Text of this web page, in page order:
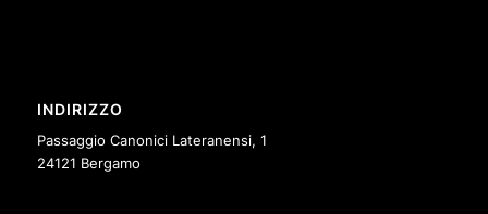
INDIRIZZO
Passaggio Canonici Lateranensi, 1
24121 Bergamo